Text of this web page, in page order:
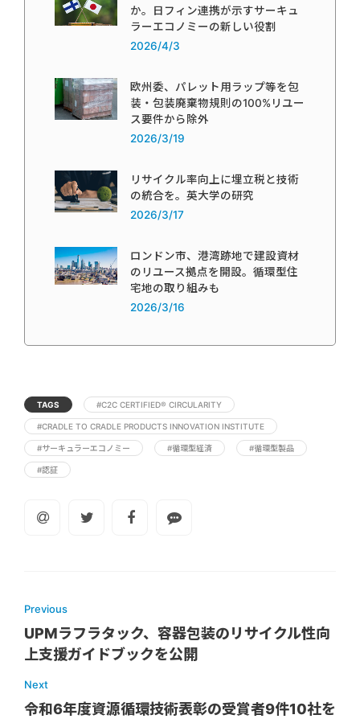
か。日フィン連携が示すサーキュ
ラーエコノミーの新しい役割
2026/4/3
欧州委、パレット用ラップ等を包
装・包装廃棄物規則の100%リユー
ス要件から除外
2026/3/19
リサイクル率向上に埋立税と技術
の統合を。英大学の研究
2026/3/17
ロンドン市、港湾跡地で建設資材
のリユース拠点を開設。循環型住
宅地の取り組みも
2026/3/16
TAGS #C2C CERTIFIED® CIRCULARITY
#CRADLE TO CRADLE PRODUCTS INNOVATION INSTITUTE
#サーキュラーエコノミー #循環型経済 #循環型製品
#認証
Previous
UPMラフラタック、容器包装のリサイクル性向
上支援ガイドブックを公開
Next
令和6年度資源循環技術表彰の受賞者9件10社を